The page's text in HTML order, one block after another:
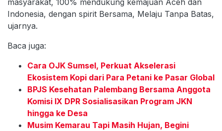
masyarakat, 100% mendukung kemajuan Aceh dan
Indonesia, dengan spirit Bersama, Melaju Tanpa Batas,
ujarnya.
Baca juga:
Cara OJK Sumsel, Perkuat Akselerasi
Ekosistem Kopi dari Para Petani ke Pasar Global
BPJS Kesehatan Palembang Bersama Anggota
Komisi IX DPR Sosialisasikan Program JKN
hingga ke Desa
Musim Kemarau Tapi Masih Hujan, Begini